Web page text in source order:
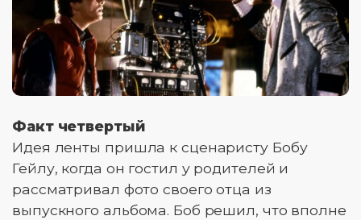
Факт четвертый
Идея ленты пришла к сценаристу Бобу
Гейлу, когда он гостил у родителей и
рассматривал фото своего отца из
выпускного альбома. Боб решил, что вполне